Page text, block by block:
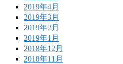
2019年4月
2019年3月
2019年2月
2019年1月
2018年12月
2018年11月